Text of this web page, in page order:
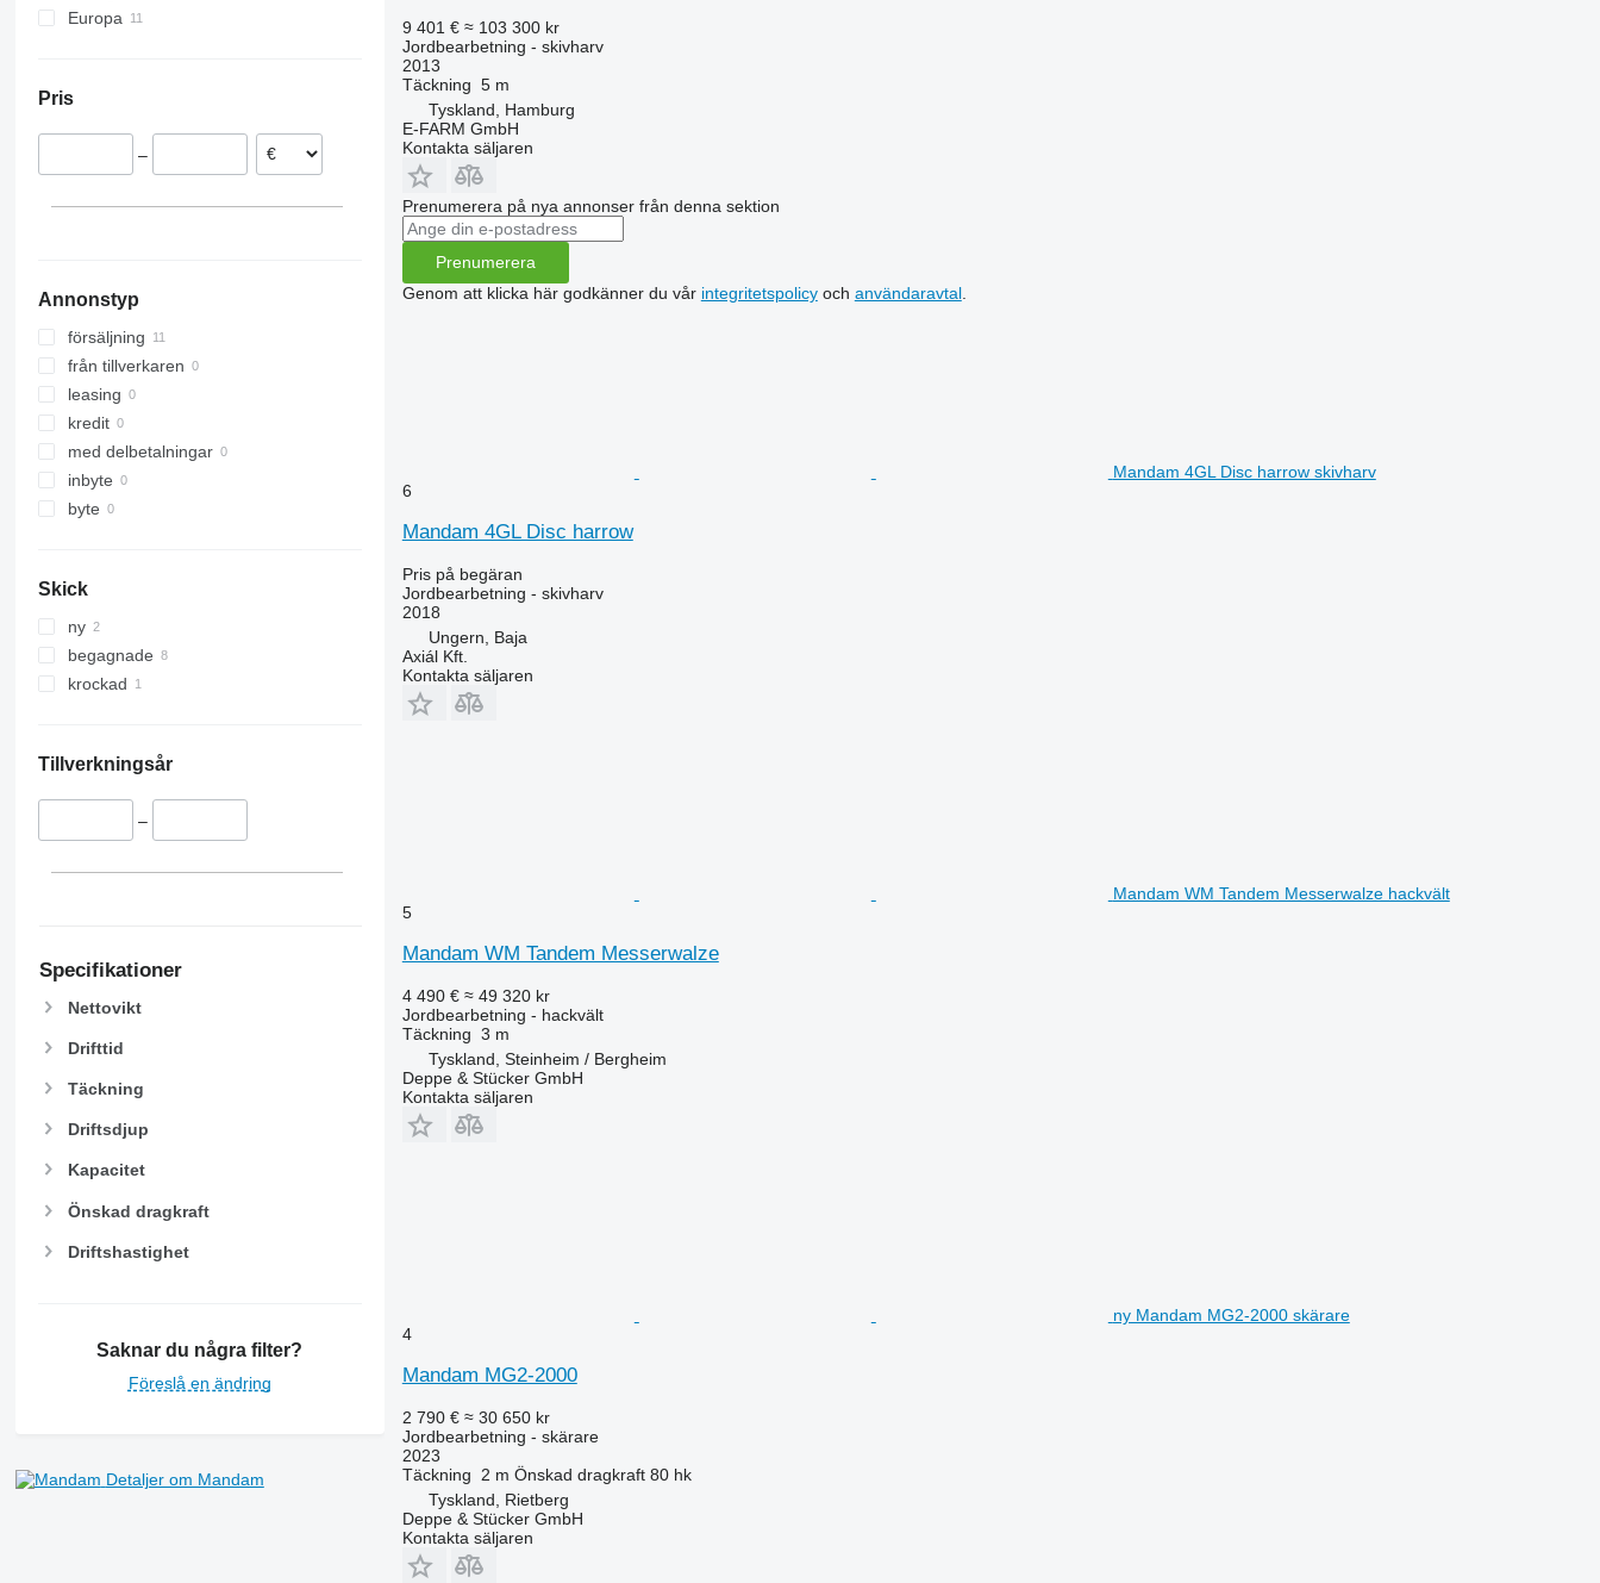
Vari-Master
Kristall
VariDiamant
VariOpal
HB
W-series
Sturmvogel
Europa
Nederländerna
Ungern
Pris
–
Annonstyp
försäljning
från tillverkaren
leasing
kredit
med delbetalningar
inbyte
byte
Skick
ny
begagnade
krockad
Tillverkningsår
–
Specifikationer
Nettovikt
Drifttid
Täckning
Driftsdjup
Kapacitet
Önskad dragkraft
Driftshastighet
Saknar du några filter?
Föreslå en ändring
Detaljer om Mandam
9 401 € ≈ 103 300 kr
Jordbearbetning - skivharv
2013
Täckning 5 m
Tyskland, Hamburg
E-FARM GmbH
Kontakta säljaren
Prenumerera på nya annonser från denna sektion
Prenumerera
Genom att klicka här godkänner du vår integritetspolicyoch användaravtal.
Mandam 4GL Disc harrow skivharv
6
Mandam 4GL Disc harrow
Pris på begäran
Jordbearbetning - skivharv
2018
Ungern, Baja
Axiál Kft.
Kontakta säljaren
Mandam WM Tandem Messerwalze hackvält
5
Mandam WM Tandem Messerwalze
4 490 € ≈ 49 320 kr
Jordbearbetning - hackvält
Täckning 3 m
Tyskland, Steinheim / Bergheim
Deppe & Stücker GmbH
Kontakta säljaren
ny Mandam MG2-2000 skärare
4
Mandam MG2-2000
2 790 € ≈ 30 650 kr
Jordbearbetning - skärare
2023
Täckning
2 m Önskad dragkraft 80 hk
Tyskland, Rietberg
Deppe & Stücker GmbH
Kontakta säljaren